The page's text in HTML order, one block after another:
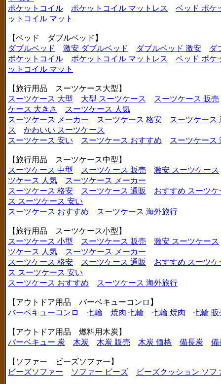
ポケットコイル
ポケットコイル マットレス
ベッド ポケ
ットコイル マット
【ベッド ダブルベッド】
ダブルベッド
激安 ダブルベッド ダブルベッド 激安
ダ
ポケットコイル
ポケットコイル マットレス
ベッド ポケ
ットコイル マット
【旅行用品 スーツケース大型】
スーツケース 大型
大型 スーツケース
スーツケース 販売
ケース 大きさ
スーツケース 人気
スーツケース メーカー
スーツケース 格安
スーツケース
ス
かわいい スーツケース
スーツケース 安い
スーツケース おすすめ スーツケース
【旅行用品 スーツケース中型】
スーツケース 中型
スーツケース 販売
激安 スーツケース
ツケース 人気
スーツケース メーカー
スーツケース 格安
スーツケース 通販
おすすめ スーツケ
ス スーツケース 安い
スーツケース おすすめ
スーツケース 海外旅行
【旅行用品 スーツケース小型】
スーツケース 小型
スーツケース 販売
激安 スーツケース
ツケース 人気
スーツケース メーカー
スーツケース 格安
スーツケース 通販
おすすめ スーツケ
ス スーツケース 安い
スーツケース おすすめ
スーツケース 海外旅行
【アウトドア用品 バーベキューコンロ】
バーベキューコンロ
七輪 焼肉 七輪 七輪 焼肉 七輪 販
【アウトドア用品 燃料用木炭】
バーベキュー 炭
木炭 木炭 販売 木炭 価格 備長炭 備
【ソファー ビーズソファー】
ビーズソファー
ソファー ビーズ ビーズクッション ソフ